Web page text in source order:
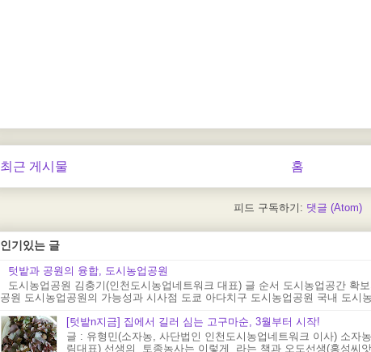
최근 게시물 홈
피드 구독하기: 댓글 (Atom)
인기있는 글
텃밭과 공원의 융합, 도시농업공원
도시농업공원 김충기(인천도시농업네트워크 대표) 글 순서 도시농업공간 확
공원 도시농업공원의 가능성과 시사점 도쿄 아다치구 도시농업공원 국내 도시
[텃밭n지금] 집에서 길러 심는 고구마순, 3월부터 시작!
글 : 유형민(소자농, 사단법인 인천도시농업네트워크 이사) 소자
림대표) 선생의 토종농사는 이렇게 라는 책과 오도선생(홍성씨